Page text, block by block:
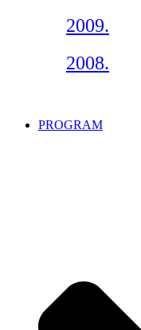
2009.
2008.
PROGRAM